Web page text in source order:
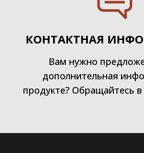
КОНТАКТНАЯ
Вам нужно
дополнительная
продукте? Обращайтесь